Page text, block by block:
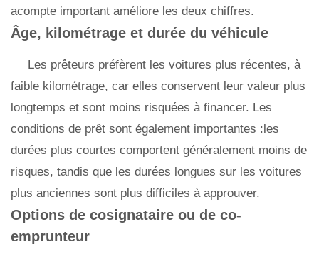
acompte important améliore les deux chiffres.
Âge, kilométrage et durée du véhicule
Les prêteurs préfèrent les voitures plus récentes, à
faible kilométrage, car elles conservent leur valeur plus
longtemps et sont moins risquées à financer. Les
conditions de prêt sont également importantes :les
durées plus courtes comportent généralement moins de
risques, tandis que les durées longues sur les voitures
plus anciennes sont plus difficiles à approuver.
Options de cosignataire ou de co-
emprunteur